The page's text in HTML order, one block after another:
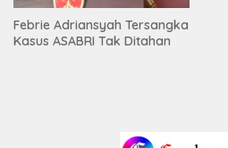
Febrie Adriansyah Tersangka
Kasus ASABRI Tak Ditahan